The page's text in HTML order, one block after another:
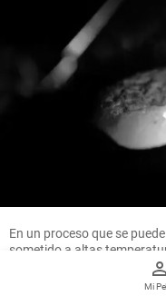
person
Mi
En un proceso que se
sometido a altas
el lingote. FOTO MANUEL